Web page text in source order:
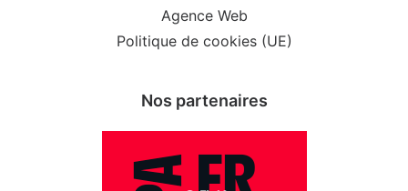
Agence Web
Politique de cookies (UE)
Nos partenaires